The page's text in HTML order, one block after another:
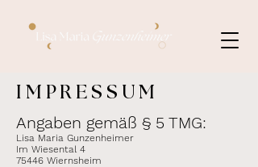
IMPRESSUM
Angaben gemäß § 5 TMG:
Lisa Maria Gunzenheimer
Im Wiesental 4
75446 Wiernsheim